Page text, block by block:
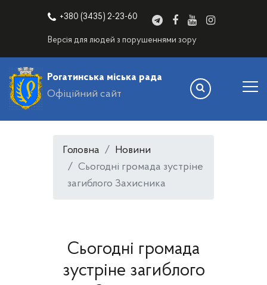
+380 (3435) 2-23-60
Версія для людей з порушеннями зору
Рогатинська міська рада
Офіційний сайт
Головна
Новини
Сьогодні громада зустріне
загиблого Захисника
Сьогодні громада
зустріне загиблого